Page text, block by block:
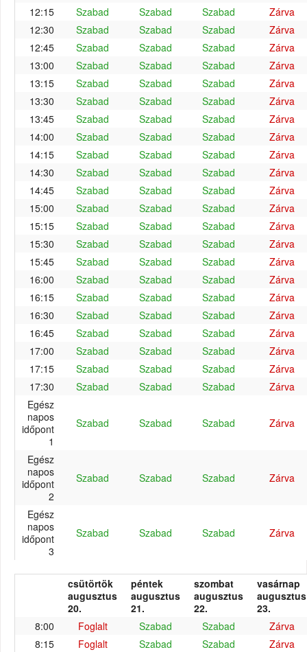
12:15
Szabad Szabad Szabad
Zárva
12:30
Szabad Szabad Szabad
Zárva
12:45
Szabad Szabad Szabad
Zárva
13:00
Szabad Szabad Szabad
Zárva
13:15
Szabad Szabad Szabad
Zárva
13:30
Szabad Szabad Szabad
Zárva
13:45
Szabad Szabad Szabad
Zárva
14:00
Szabad Szabad Szabad
Zárva
14:15
Szabad Szabad Szabad
Zárva
14:30
Szabad Szabad Szabad
Zárva
14:45
Szabad Szabad Szabad
Zárva
15:00
Szabad Szabad Szabad
Zárva
15:15
Szabad Szabad Szabad
Zárva
15:30
Szabad Szabad Szabad
Zárva
15:45
Szabad Szabad Szabad
Zárva
16:00
Szabad Szabad Szabad
Zárva
16:15
Szabad Szabad Szabad
Zárva
16:30
Szabad Szabad Szabad
Zárva
16:45
Szabad Szabad Szabad
Zárva
17:00
Szabad Szabad Szabad
Zárva
17:15
Szabad Szabad Szabad
Zárva
17:30
Szabad Szabad Szabad
Zárva
Egész
napos
időpont
1
Szabad Szabad Szabad Zárva
Egész
napos
időpont
2
Szabad Szabad Szabad Zárva
Egész
napos
időpont
3
Szabad Szabad Szabad Zárva
csütörtök
augusztus
20.
péntek
augusztus
21.
szombat
augusztus
22.
vasárnap
augusztus
23.
8:00
Foglalt Szabad Szabad
Zárva
8:15
Foglalt Szabad Szabad
Zárva